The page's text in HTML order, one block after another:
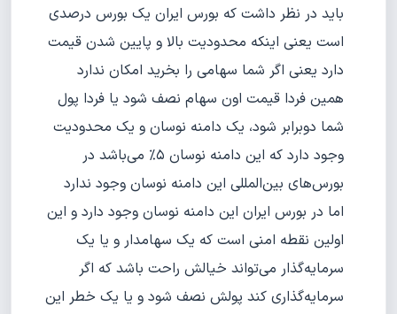
باید در نظر داشت که بورس ایران یک بورس درصدی
است یعنی اینکه محدودیت بالا و پایین شدن قیمت
دارد یعنی اگر شما سهامی را بخرید امکان ندارد
همین فردا قیمت اون سهام نصف شود یا فردا پول
شما دوبرابر شود، یک دامنه نوسان و یک محدودیت
وجود دارد که این دامنه نوسان ۵% می‌باشد در
بورس‌های بین‌المللی این دامنه نوسان وجود ندارد
اما در بورس ایران این دامنه نوسان وجود دارد و این
اولین نقطه امنی است که یک سهامدار و یا یک
سرمایه‌گذار می‌تواند خیالش راحت باشد که اگر
سرمایه‌گذاری کند پولش نصف شود و یا یک خطر این